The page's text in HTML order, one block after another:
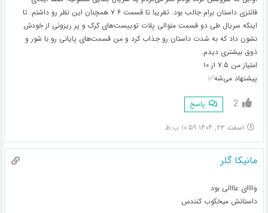
فانتزی داستان برام جالب بود. تقریبا تا قسمت ۶ ۷ همچنان این نظر رو داشتم. تا
اینکه سریال طی دو قسمت متوالی پلات توییست‌های کرک و پر ریزونی از خودش
نشون داد که به شدت داستان رو جذاب کرد و من قسمت‌های پایانی رو با شور و
ذوق بیشتری دیدم.
امتیاز من ۷.۵ از ۱۰
پیشنهاد می‌شه✅️
2 پاسخ
اسفند ۲۳, ۱۴۰۴ ۱۰:۵۹ ب.ظ
مانیکا گلر
واااای عااالی بود
داستانش میخکوب کنندس